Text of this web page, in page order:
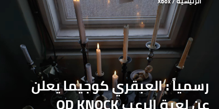
‏رسمياً : العبقري كوجيما يعلن